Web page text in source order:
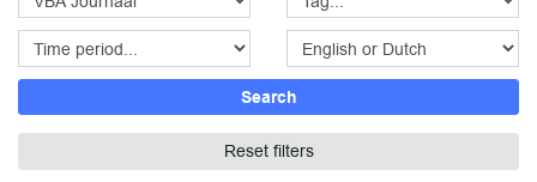
Search
Reset filters